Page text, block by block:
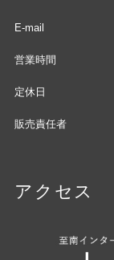
E-mail
営業時間
定休日
販売責任者
アクセス